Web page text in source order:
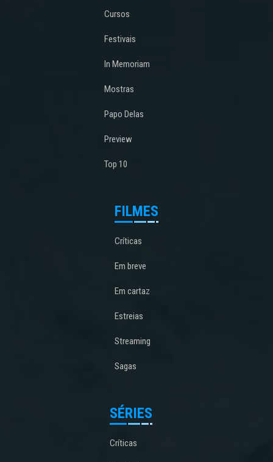
Cursos
Festivais
In Memoriam
Mostras
Papo Delas
Preview
Top 10
FILMES
Críticas
Em breve
Em cartaz
Estreias
Streaming
Sagas
SÉRIES
Críticas